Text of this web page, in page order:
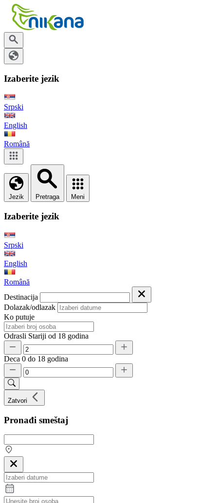
Izaberite jezik
Srpski
English
Română
Jezik Pretraga Meni
Izaberite jezik
Srpski
English
Română
Destinacija
Dolazak/odlazak
Ko putuje
Odrasli Stariji od 18 godina
Deca 0 do 18 godina
Zatvori
Pronađi smeštaj